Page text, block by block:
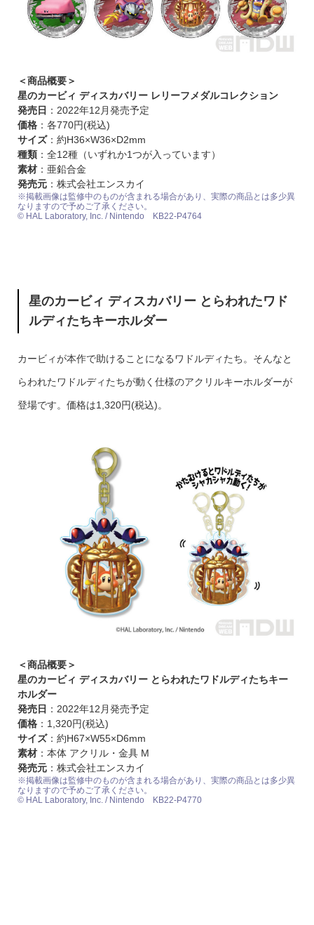
＜商品概要＞
星のカービィ ディスカバリー レリーフメダルコレクション
発売日 ：2022年12月発売予定
価格：各770円(税込)
サイズ：約H36×W36×D2mm
種類：全12種（いずれか1つが入っています）
素材：亜鉛合金
発売元：株式会社エンスカイ
※掲載画像は監修中のものが含まれる場合があり、実際の商品とは多少異
なりますので予めご了承ください。
© HAL Laboratory, Inc. / Nintendo KB22-P4764
星のカービィ ディスカバリー とらわれたワド
ルディたちキーホルダー
カービィが本作で助けることになるワドルディたち。そんなと
らわれたワドルディたちが動く仕様のアクリルキーホルダーが
登場です。価格は1,320円(税込)。
＜商品概要＞
星のカービィ ディスカバリー とらわれたワドルディたちキー
ホルダー
発売日 ：2022年12月発売予定
価格：1,320円(税込)
サイズ：約H67×W55×D6mm
素材：本体 アクリル・金具 M
発売元：株式会社エンスカイ
※掲載画像は監修中のものが含まれる場合があり、実際の商品とは多少異
なりますので予めご了承ください。
© HAL Laboratory, Inc. / Nintendo KB22-P4770